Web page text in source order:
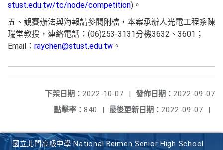
stust.edu.tw/tc/node/competition)。
五、競賽辦法與海報請參閱附檔，本案承辦人光電工程系陳
瑞堂教授，連絡電話：(06)253-3131分機3632、3601；
Email： raychen@stust.edu.tw 。
發佈日期： 2022-09-07
下架日期： 2022-10-07
|
最後更新日期： 2022-09-07 |
點擊率： 840 |
國立北門高級中學 National Beimen Senior High School